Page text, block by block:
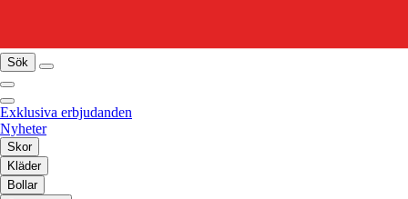
Sök
Exklusiva erbjudanden
Nyheter
Skor
Kläder
Bollar